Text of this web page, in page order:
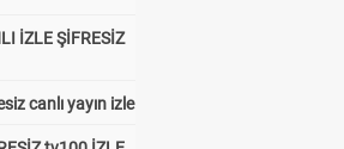
İZLE ŞİFRESİZ
canlı yayın izle